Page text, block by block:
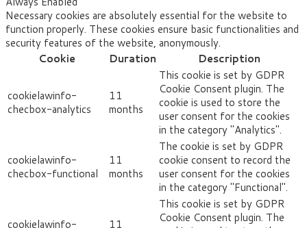
Necessary cookies are absolutely essential for the website to
function properly. These cookies ensure basic functionalities and
security features of the website, anonymously.
Cookie
Duration Description
cookielawinfo-
checbox-analytics
11
months
This cookie is set by GDPR
Cookie Consent plugin. The
cookie is used to store the
user consent for the cookies
in the category "Analytics".
cookielawinfo-
checbox-functional
11
months
The cookie is set by GDPR
cookie consent to record the
user consent for the cookies
in the category "Functional".
cookielawinfo-
11
This cookie is set by GDPR
Cookie Consent plugin. The